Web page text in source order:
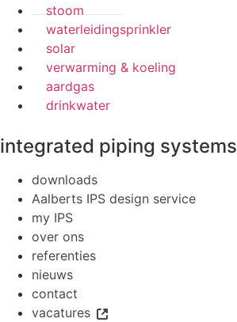
stoom
waterleidingsprinkler
solar
verwarming & koeling
aardgas
drinkwater
integrated piping systems
downloads
Aalberts IPS design service
my IPS
over ons
referenties
nieuws
contact
vacatures